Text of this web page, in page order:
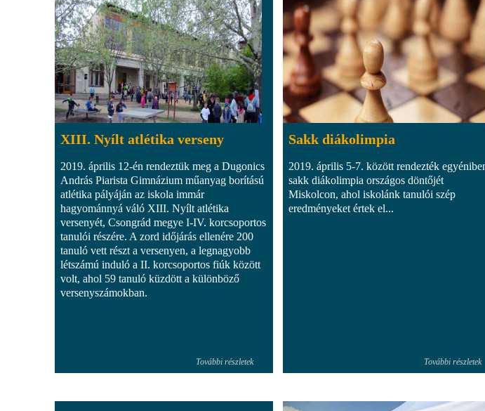
XIII. Nyílt atlétika verseny
2019. április 12-én rendeztük meg a Dugonics
András Piarista Gimnázium műanyag borítású
atlétika pályáján az iskola immár
hagyománnyá váló XIII. Nyílt atlétika
versenyét, Csongrád megye I-IV. korcsoportos
tanulói részére. A zord időjárás ellenére 200
tanuló vett részt a versenyen, a legnagyobb
létszámú induló a II. korcsoportos fiúk között
volt, ahol 59 tanuló küzdött a különböző
versenyszámokban.
További részletek
Sakk diákolimpia
2019. április 5-7. között rendezték
sakk diákolimpia országos döntőjét
Miskolcon, ahol iskolánk tanulói szép
eredményeket értek el...
További részletek